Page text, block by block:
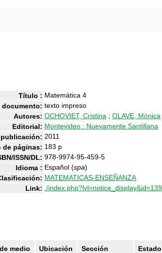
Título : Matemática 4
documento: texto impreso
Autores: OCHOVIET, Cristina ; OLAVE, Mónica
Editorial: Montevideo : Nuevamente Santillana
publicación: 2011
de páginas: 183 p
ISSN/DL: 978-9974-95-459-5
Idioma : Español (spa)
MATEMATICAS-ENSEÑANZA
Link: ./
medio Ubicación Sección
Estado